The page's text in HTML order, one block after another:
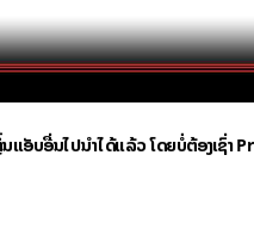
ແອັບອື່ນໄປນຳໄດ້ແລ້ວ ໂດຍບໍ່ຕ້ອງເຊົ່າ